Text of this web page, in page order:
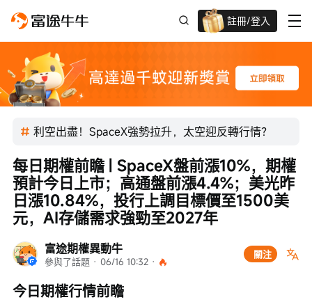
註冊/登入
利空出盡！SpaceX強勢拉升，太空迎反轉行情？
富途期權異動牛
參與了話題 · 06/16 10:32 ·
關注
每日期權前瞻 | SpaceX盤前漲10%，期權
預計今日上市；高通盤前漲4.4%；美光昨
日漲10.84%，投行上調目標價至1500美
元，AI存儲需求強勁至2027年
今日期權行情前瞻